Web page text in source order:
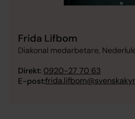
Frida Lifbom
Diakonal medarbetare,
Direkt: 0920-27 70 63
E-post: